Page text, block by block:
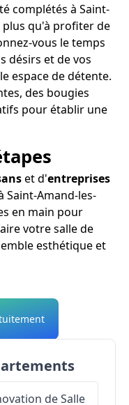
complétés à Saint-
plus qu'à profiter de
vous le temps
désirs et de vos
espace de détente.
des bougies
pour établir une
et d'entreprises
Saint-Amand-les-
en main pour
votre salle de
esthétique et
de Salle